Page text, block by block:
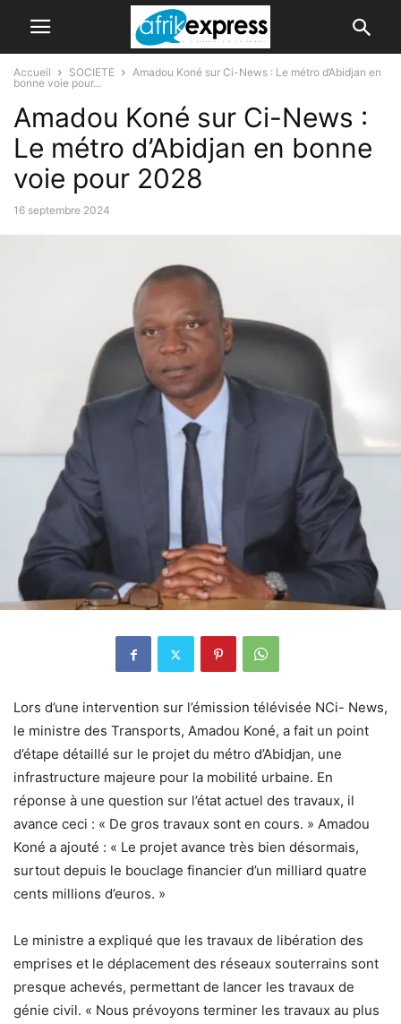
Accueil SOCIETE
Amadou Koné sur Ci-News : Le métro d’Abidjan en
bonne voie pour...
Amadou Koné sur Ci-News :
Le métro d’Abidjan en bonne
voie pour 2028
16 septembre 2024
Lors d’une intervention sur l’émission télévisée NCi- News,
le ministre des Transports, Amadou Koné, a fait un point
d’étape détaillé sur le projet du métro d’Abidjan, une
infrastructure majeure pour la mobilité urbaine. En
réponse à une question sur l’état actuel des travaux, il
avance ceci : « De gros travaux sont en cours. » Amadou
Koné a ajouté : « Le projet avance très bien désormais,
surtout depuis le bouclage financier d’un milliard quatre
cents millions d’euros. »
Le ministre a expliqué que les travaux de libération des
emprises et le déplacement des réseaux souterrains sont
presque achevés, permettant de lancer les travaux de
génie civil. « Nous prévoyons terminer les travaux au plus